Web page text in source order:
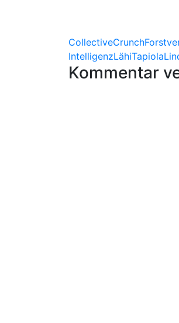
CollectiveCrunch
IntelligenzLähiTapiola
Kommentar